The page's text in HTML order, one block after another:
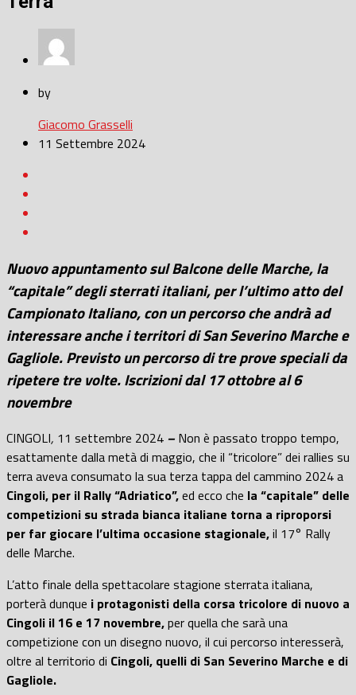
by
Giacomo Grasselli
11 Settembre 2024
Nuovo appuntamento sul Balcone delle Marche, la
“capitale” degli sterrati italiani, per l’ultimo atto del
Campionato Italiano, con un percorso che andrà ad
interessare anche i territori di San Severino Marche e
Gagliole.Previsto un percorso di tre prove speciali da
ripetere tre volte. Iscrizioni dal 17 ottobre al 6
novembre
CINGOLI, 11 settembre 2024 – Non è passato troppo tempo,
esattamente dalla metà di maggio, che il “tricolore” dei rallies su
terra aveva consumato la sua terza tappa del cammino 2024 a
Cingoli, per il Rally “Adriatico”,ed ecco che la “capitale” delle
competizioni su strada bianca italiane torna a riproporsi
per far giocare l’ultima occasione stagionale,il 17° Rally
delle Marche.
L’atto finale della spettacolare stagione sterrata italiana,
porterà dunque i protagonisti della corsa tricolore di nuovo a
Cingoli il 16 e 17 novembre,per quella che sarà una
competizione con un disegno nuovo, il cui percorso interesserà,
oltre al territorio di Cingoli, quelli di San Severino Marche e di
Gagliole.